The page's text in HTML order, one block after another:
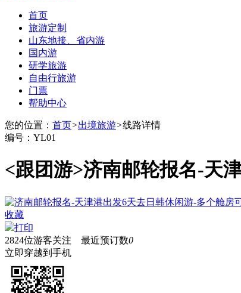
首页
旅游定制
山东地接、省内游
国内游
研学旅游
自由行旅游
门票
帮助中心
您的位置： 首页>出境旅游>线路详情
编号：YL01
<跟团游>济南邮轮报名-天
收藏
打印
2824位游客关注 最近预订数0
立即穿越到手机